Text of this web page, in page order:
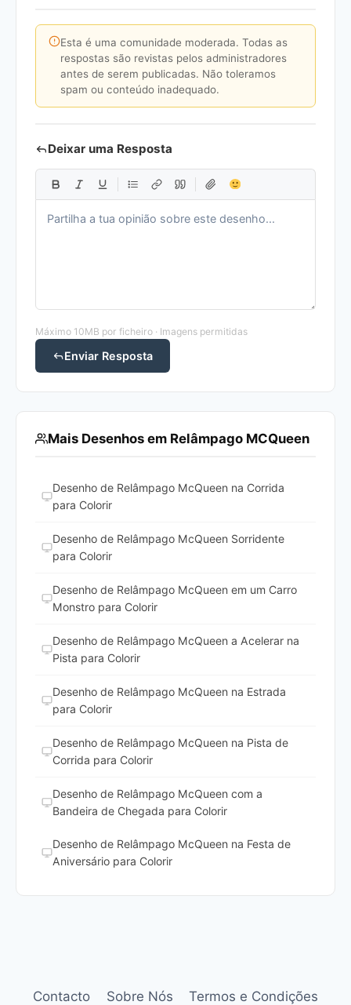
Esta é uma comunidade moderada. Todas as
respostas são revistas pelos administradores
antes de serem publicadas. Não toleramos
spam ou conteúdo inadequado.
Deixar uma Resposta
Máximo 10MB por ficheiro · Imagens permitidas
Enviar Resposta
Mais Desenhos em Relâmpago MCQueen
Desenho de Relâmpago McQueen na Corrida
para Colorir
Desenho de Relâmpago McQueen Sorridente
para Colorir
Desenho de Relâmpago McQueen em um Carro
Monstro para Colorir
Desenho de Relâmpago McQueen a Acelerar na
Pista para Colorir
Desenho de Relâmpago McQueen na Estrada
para Colorir
Desenho de Relâmpago McQueen na Pista de
Corrida para Colorir
Desenho de Relâmpago McQueen com a
Bandeira de Chegada para Colorir
Desenho de Relâmpago McQueen na Festa de
Aniversário para Colorir
Contacto Sobre Nós Termos e Condições